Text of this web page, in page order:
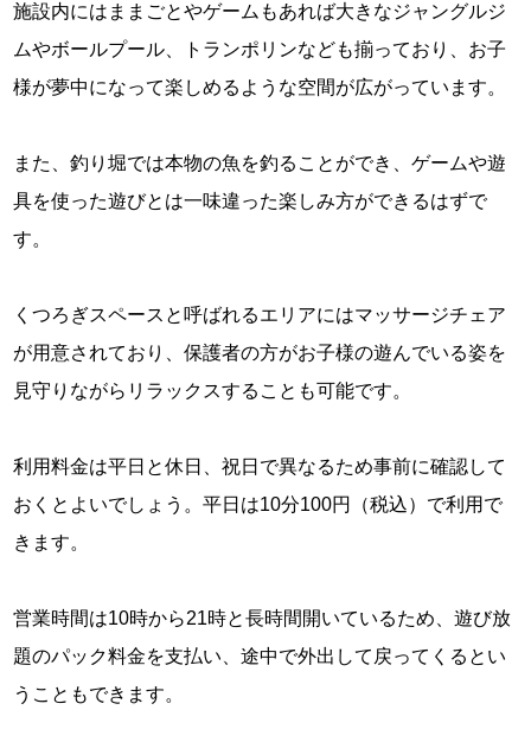
施設内にはままごとやゲームもあれば大きなジャングルジ
ムやボールプール、トランポリンなども揃っており、お子
様が夢中になって楽しめるような空間が広がっています。
また、釣り堀では本物の魚を釣ることができ、ゲームや遊
具を使った遊びとは一味違った楽しみ方ができるはずで
す。
くつろぎスペースと呼ばれるエリアにはマッサージチェア
が用意されており、保護者の方がお子様の遊んでいる姿を
見守りながらリラックスすることも可能です。
利用料金は平日と休日、祝日で異なるため事前に確認して
おくとよいでしょう。平日は10分100円（税込）で利用で
きます。
営業時間は10時から21時と長時間開いているため、遊び放
題のパック料金を支払い、途中で外出して戻ってくるとい
うこともできます。